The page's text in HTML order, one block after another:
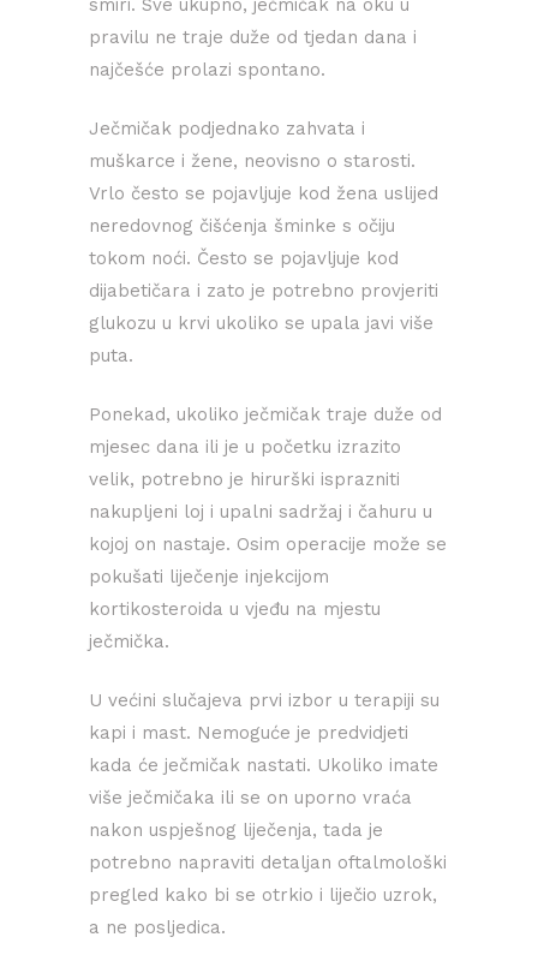
smiri. Sve ukupno, ječmičak na oku u
pravilu ne traje duže od tjedan dana i
najčešće prolazi spontano.
Ječmičak podjednako zahvata i
muškarce i žene, neovisno o starosti.
Vrlo često se pojavljuje kod žena uslijed
neredovnog čišćenja šminke s očiju
tokom noći. Često se pojavljuje kod
dijabetičara i zato je potrebno provjeriti
glukozu u krvi ukoliko se upala javi više
puta.
Ponekad, ukoliko ječmičak traje duže od
mjesec dana ili je u početku izrazito
velik, potrebno je hirurški isprazniti
nakupljeni loj i upalni sadržaj i čahuru u
kojoj on nastaje. Osim operacije može se
pokušati liječenje injekcijom
kortikosteroida u vjeđu na mjestu
ječmička.
U većini slučajeva prvi izbor u terapiji su
kapi i mast. Nemoguće je predvidjeti
kada će ječmičak nastati. Ukoliko imate
više ječmičaka ili se on uporno vraća
nakon uspješnog liječenja, tada je
potrebno napraviti detaljan oftalmološki
pregled kako bi se otrkio i liječio uzrok,
a ne posljedica.